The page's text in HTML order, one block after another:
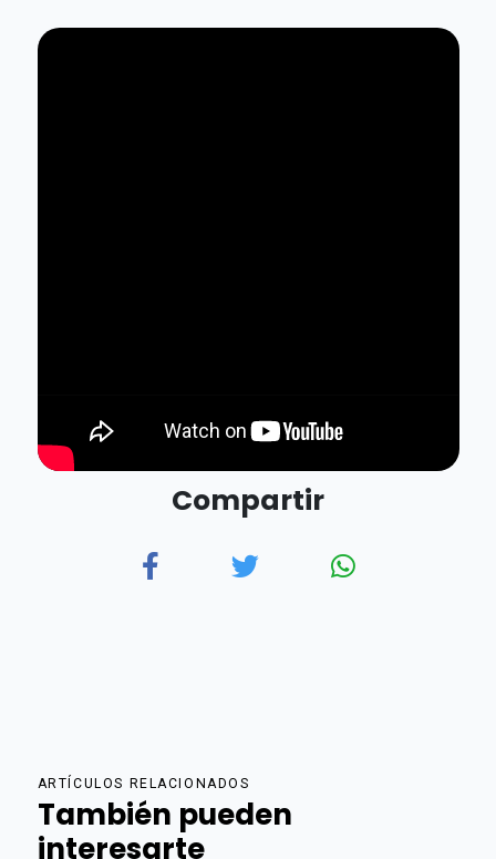
Compartir
ARTÍCULOS RELACIONADOS
También pueden
interesarte